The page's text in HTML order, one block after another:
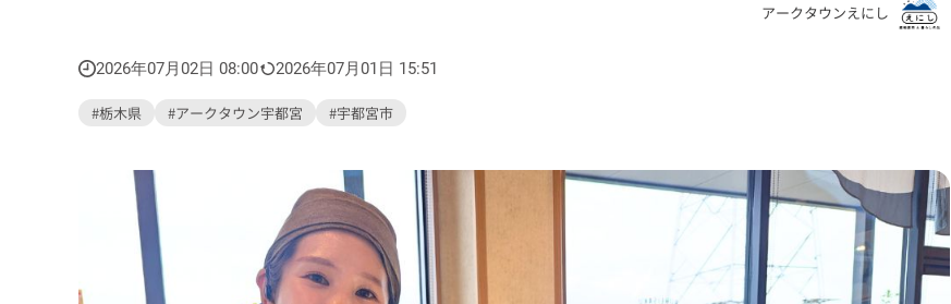
アークタウンえにし
2026年07月02日 08:00 2026年07月01日 15:51
#栃木県 #アークタウン宇都宮 #宇都宮市